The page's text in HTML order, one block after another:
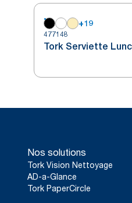
+19
477148
Tork Serviette
Nos solutions
Tork Vision Nettoyage
AD-a-Glance
Tork PaperCircle